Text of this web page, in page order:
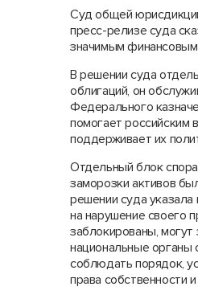
Суд общей
пресс-релизе суда
значимым
В решении суда
облигаций, он
Федерального
помогает российским
поддерживает их
Отдельный блок
заморозки активов
решении суда
на нарушение своего
заблокированы,
национальные органы
соблюдать порядок,
права собственности